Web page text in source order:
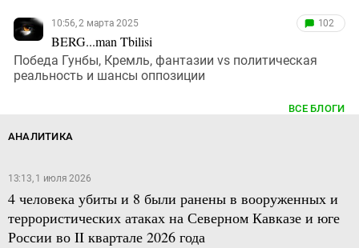
10:56, 2 марта 2025
BERG...man Tbilisi
102
Победа Гунбы, Кремль, фантазии vs политическая
реальность и шансы оппозиции
ВСЕ БЛОГИ
АНАЛИТИКА
13:13, 1 июля 2026
4 человека убиты и 8 были ранены в вооруженных и
террористических атаках на Северном Кавказе и юге
России во II квартале 2026 года